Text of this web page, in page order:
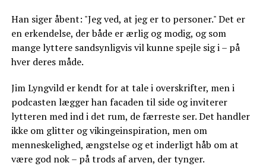
Han siger åbent: "Jeg ved, at jeg er to personer." Det er
en erkendelse, der både er ærlig og modig, og som
mange lyttere sandsynligvis vil kunne spejle sig i – på
hver deres måde.
Jim Lyngvild er kendt for at tale i overskrifter, men i
podcasten lægger han facaden til side og inviterer
lytteren med ind i det rum, de færreste ser. Det handler
ikke om glitter og vikingeinspiration, men om
menneskelighed, ængstelse og et inderligt håb om at
være god nok – på trods af arven, der tynger.